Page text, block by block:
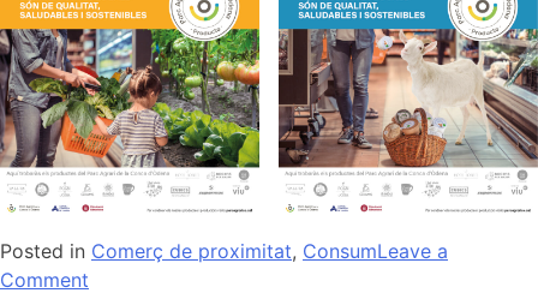
Posted in Comerç de proximitat, ConsumLeave a
Comment